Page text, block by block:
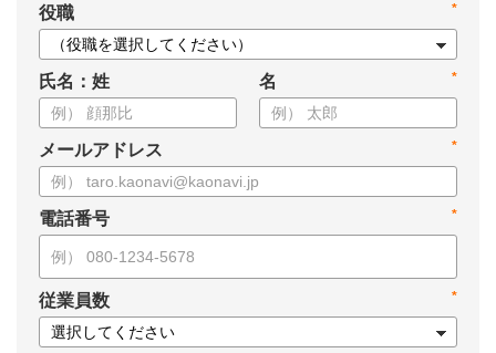
*
役職
氏名：姓 *
名
*
メールアドレス
*
電話番号
*
従業員数